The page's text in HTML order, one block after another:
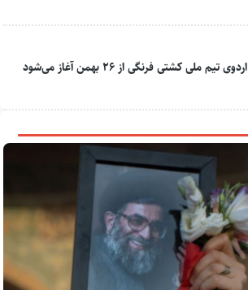
اردوی تیم ملی کشتی فرنگی از ۲۶ بهمن آغاز می‌شود